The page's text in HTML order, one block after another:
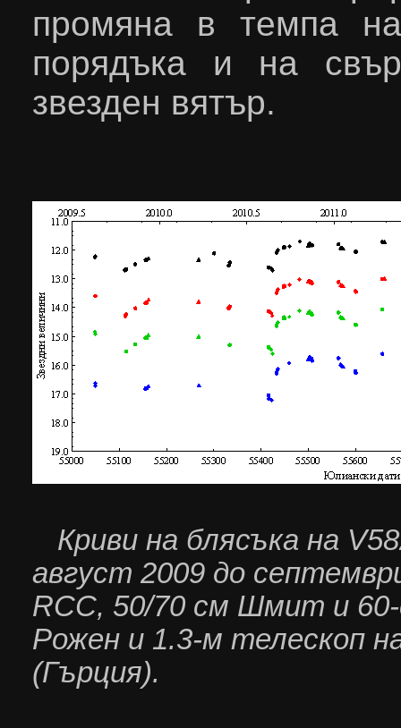
промяна в темпа
порядъка и на
звезден вятър.
Криви на блясъка на V
август 2009 до
RCC, 50/70 см Шмит и
Рожен и 1.3-м телескоп
(Гърция).